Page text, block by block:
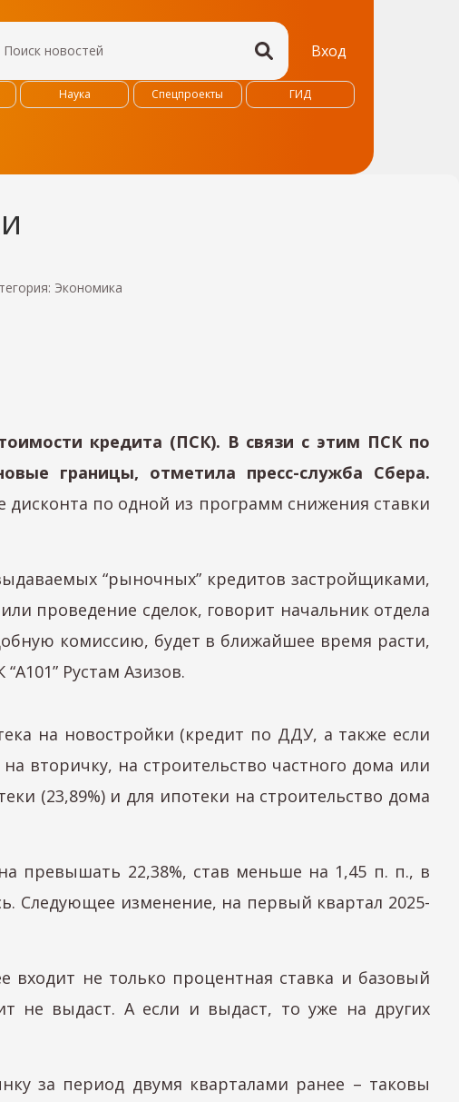
Вход
Наука Спецпроекты ГИД
Экономика
кредита (ПСК). В связи с этим ПСК по
границы, отметила пресс-служба Сбера.
по одной из программ снижения ставки
“рыночных” кредитов застройщиками,
проведение сделок, говорит начальник отдела
комиссию, будет в ближайшее время расти,
Рустам Азизов.
на новостройки (кредит по ДДУ, а также если
вторичку, на строительство частного дома или
(23,89%) и для ипотеки на строительство дома
превышать 22,38%, став меньше на 1,45 п. п., в
Следующее изменение, на первый квартал 2025-
входит не только процентная ставка и базовый
не выдаст. А если и выдаст, то уже на других
за период двумя кварталами ранее – таковы